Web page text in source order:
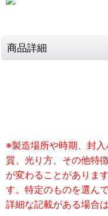
商品詳細
※製造場所や時期、封
質、光り方、その他特
が変わることがありま
す。特定のものを選ん
詳細な記載がある場合